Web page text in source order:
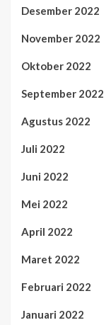
Desember 2022
November 2022
Oktober 2022
September 2022
Agustus 2022
Juli 2022
Juni 2022
Mei 2022
April 2022
Maret 2022
Februari 2022
Januari 2022